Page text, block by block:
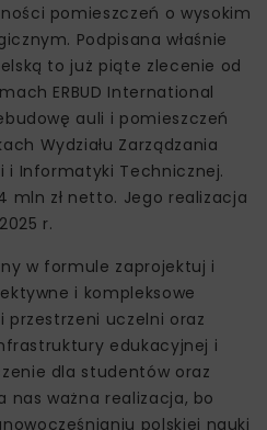
pomieszczeń o wysokim
Podpisana właśnie
to już piąte zlecenie od
ERBUD International
auli i pomieszczeń
Wydziału Zarządzania
i Informatyki Technicznej.
mln zł netto. Jego realizacja
r.
w formule zaprojektuj i
i kompleksowe
uczelni oraz
edukacyjnej i
dla studentów oraz
nas ważna realizacja, bo
polskiej nauki